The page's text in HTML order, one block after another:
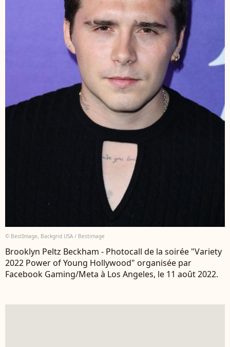
© BestImage, Backgrid USA / Bestimage
Brooklyn Peltz Beckham - Photocall de la soirée "Variety
2022 Power of Young Hollywood" organisée par
Facebook Gaming/Meta à Los Angeles, le 11 août 2022.